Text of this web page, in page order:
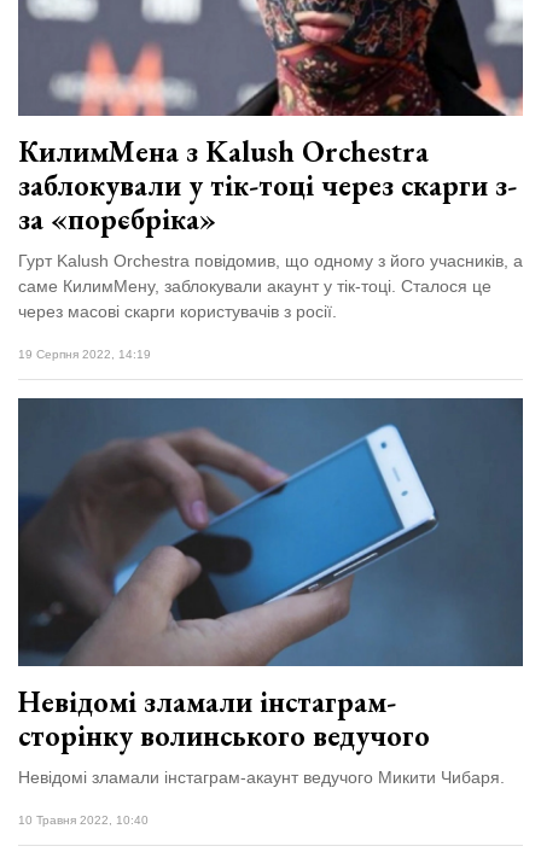
КилимМена з Kalush Orchestra
заблокували у тік-тоці через скарги з-
за «порєбріка»
Гурт Kalush Orchestra повідомив, що одному з його учасників, а
саме КилимМену, заблокували акаунт у тік-тоці. Сталося це
через масові скарги користувачів з росії.
19 Серпня 2022, 14:19
Невідомі зламали інстаграм-
сторінку волинського ведучого
Невідомі зламали інстаграм-акаунт ведучого Микити Чибаря.
10 Травня 2022, 10:40